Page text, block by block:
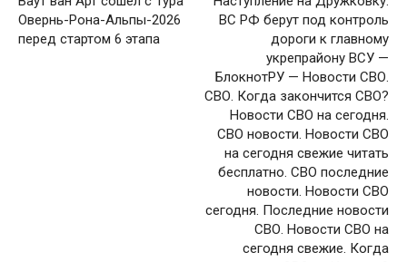
Овернь-Рона-Альпы-2026
перед стартом 6 этапа
ВС РФ берут под контроль
дороги к главному
укрепрайону ВСУ —
БлокнотРУ — Новости СВО.
СВО. Когда закончится СВО?
Новости СВО на сегодня.
СВО новости. Новости СВО
на сегодня свежие читать
бесплатно. СВО последние
новости. Новости СВО
сегодня. Последние новости
СВО. Новости СВО на
сегодня свежие. Когда